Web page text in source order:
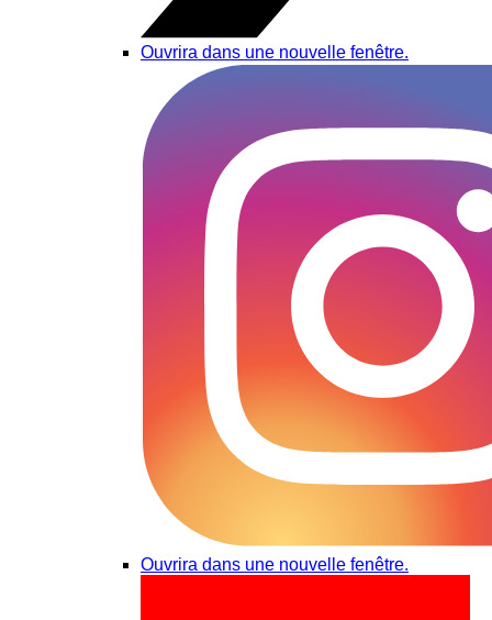
Ouvrira dans une nouvelle fenêtre.
Ouvrira dans une nouvelle fenêtre.